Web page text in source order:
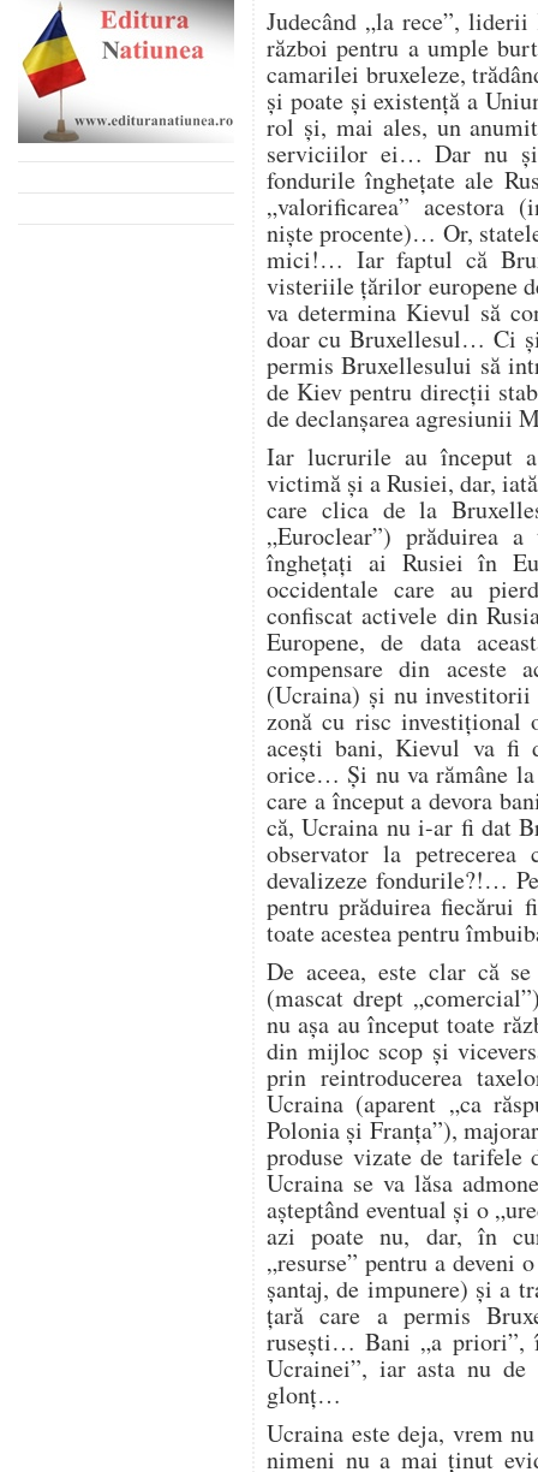
Judecând „la rece”,
război pentru a umple
camarilei bruxeleze,
și poate și existență a
rol și, mai ales, un
serviciilor ei… Dar nu
fondurile înghețate ale
„valorificarea” acestora
niște procente)… Or,
mici!… Iar faptul că
visteriile țărilor europene
va determina Kievul să
doar cu Bruxellesul… Ci
permis Bruxellesului să
de Kiev pentru direcții
de declanșarea agresiunii
Iar lucrurile au început
victimă și a Rusiei, dar,
care clica de la
„Euroclear”) prăduirea
înghețați ai Rusiei în
occidentale care au
confiscat activele din
Europene, de data
compensare din aceste
(Ucraina) și nu investitorii
zonă cu risc investițional
acești bani, Kievul va fi
orice… Și nu va rămâne
care a început a devora
că, Ucraina nu i-ar fi dat
observator la
devalizeze fondurile?!…
pentru prăduirea fiecărui
toate acestea pentru
De aceea, este clar că
(mascat drept
nu așa au început toate
din mijloc scop și
prin reintroducerea
Ucraina (aparent „ca
Polonia și Franța”),
produse vizate de
Ucraina se va lăsa
așteptând eventual și o
azi poate nu, dar, în
„resurse” pentru a deveni
șantaj, de impunere) și a
țară care a permis
rusești… Bani „a priori”,
Ucrainei”, iar asta nu
glonț…
Ucraina este deja, vrem
nimeni nu a mai ținut